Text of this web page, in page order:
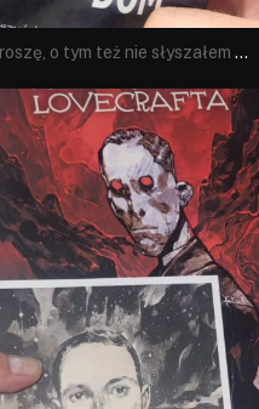
o tym też nie słyszałem ...
dobryhorror
Wrz 19